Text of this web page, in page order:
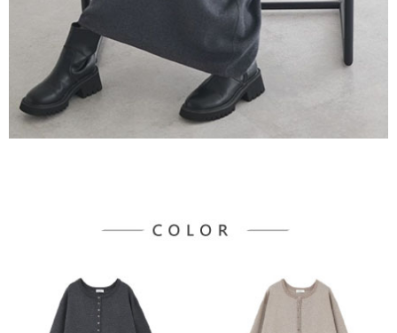
４．使用「AFTEE先享後付」時，將依據個別帳號之用戶狀況，依本公司即
時審查核予不同之上限額度；若仍有額度不足之情形，本公司將視審查結果
請求用戶進行身份認證。
５．嚴禁一人註冊多個帳號或使用他人資訊註冊。若發現惡意使用之情形，
恩沛科技股份有限公司將有權停止該用戶之使用額度並採取法律行動。
每筆NT$90，滿NT$888(含以上)免運費